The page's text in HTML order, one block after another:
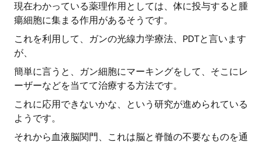
現在わかっている薬理作用としては、体に投与すると腫
瘍細胞に集まる作用があるそうです。
これを利用して、ガンの光線力学療法、PDTと言います
が、
簡単に言うと、ガン細胞にマーキングをして、そこにレ
ーザーなどを当てて治療する方法です。
これに応用できないかな、という研究が進められている
ようです。
それから血液脳関門、これは脳と脊髄の不要なものを通